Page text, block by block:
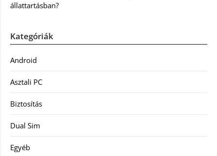
állattartásban?
Kategóriák
Android
Asztali PC
Biztosítás
Dual Sim
Egyéb